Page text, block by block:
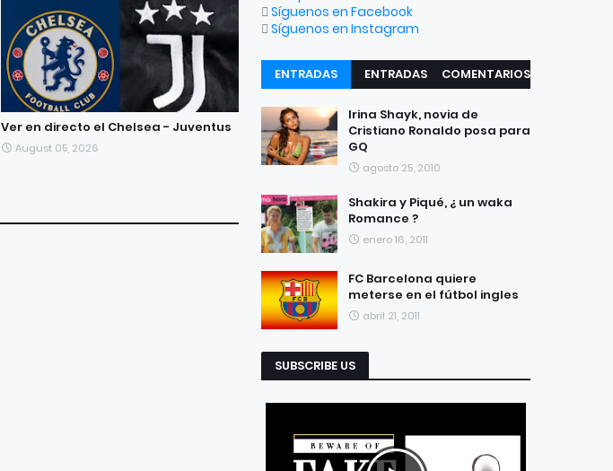
Ver en directo el Chelsea - Juventus
August 05, 2026
Síguenos en Facebook
Síguenos en Instagram
ENTRADAS
RECIENTES
ENTRADAS
COMENTARIOS
Irina Shayk, novia de
Cristiano Ronaldo posa para
GQ
agosto 25, 2010
Shakira y Piqué, ¿ un waka
Romance ?
enero 16, 2011
FC Barcelona quiere
meterse en el fútbol ingles
abril 21, 2011
SUBSCRIBE US